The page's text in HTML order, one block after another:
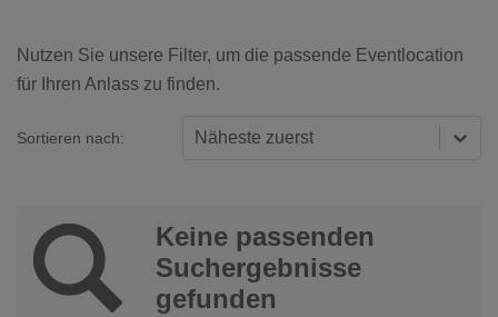
Nutzen Sie unsere Filter, um die passende Eventlocation
für Ihren Anlass zu finden.
Sortieren nach: Näheste zuerst
Keine passenden
Suchergebnisse
gefunden